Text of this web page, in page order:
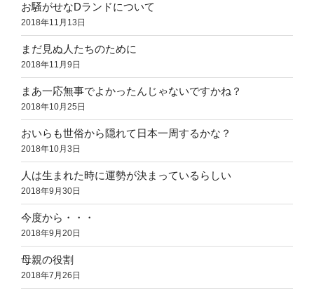
お騒がせなDランドについて
2018年11月13日
まだ見ぬ人たちのために
2018年11月9日
まあ一応無事でよかったんじゃないですかね？
2018年10月25日
おいらも世俗から隠れて日本一周するかな？
2018年10月3日
人は生まれた時に運勢が決まっているらしい
2018年9月30日
今度から・・・
2018年9月20日
母親の役割
2018年7月26日